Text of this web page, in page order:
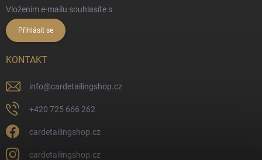
Vložením e-mailu souhlasíte s
Přihlásit se
KONTAKT
info@cardetailingshop.cz
+420 725 666 262
cardetailingshop.cz
cardetailingshop.cz